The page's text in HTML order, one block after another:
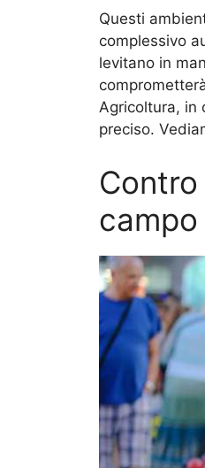
Questi
complessivo
levitano in
Agricoltura, in
preciso.